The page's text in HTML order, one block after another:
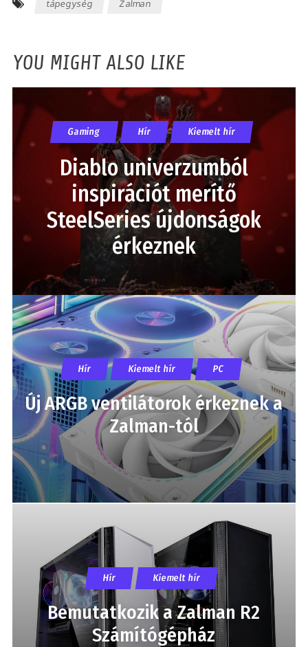
tápegység Zalman
YOU MIGHT ALSO LIKE
Gaming Hír Kiemelt hír
Diablo univerzumból
inspirációt merítő
SteelSeries újdonságok
érkeznek
Hír Kiemelt hír PC
Új ARGB ventilátorok érkeznek a
Zalman-tól
Hír Kiemelt hír
Bemutatkozik a Zalman R2
Számítógépház